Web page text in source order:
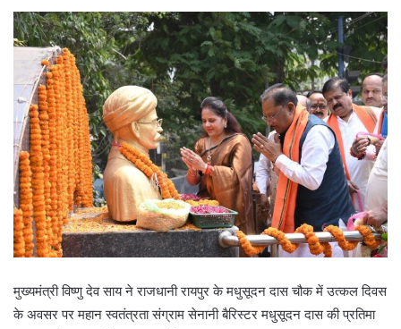
मुख्यमंत्री विष्णु देव साय ने राजधानी रायपुर के मधुसूदन दास चौक में उत्कल दिवस
के अवसर पर महान स्वतंत्रता संग्राम सेनानी बैरिस्टर मधुसूदन दास की प्रतिमा